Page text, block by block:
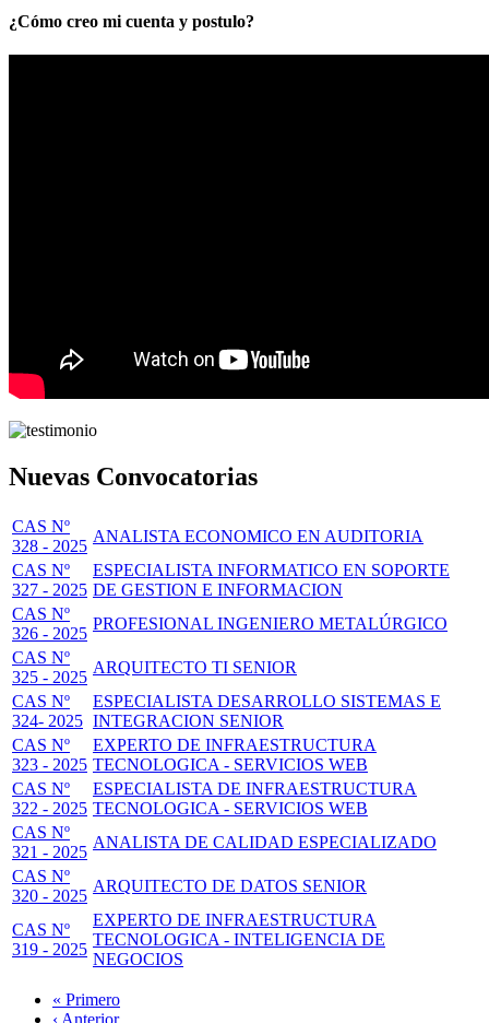
¿Cómo creo mi cuenta y postulo?
Nuevas Convocatorias
CAS Nº
328 - 2025
ANALISTA ECONOMICO EN AUDITORIA
CAS Nº
327 - 2025
ESPECIALISTA INFORMATICO EN SOPORTE
DE GESTION E INFORMACION
CAS Nº
326 - 2025
PROFESIONAL INGENIERO METALÚRGICO
CAS Nº
325 - 2025
ARQUITECTO TI SENIOR
CAS Nº
324- 2025
ESPECIALISTA DESARROLLO SISTEMAS E
INTEGRACION SENIOR
CAS Nº
323 - 2025
EXPERTO DE INFRAESTRUCTURA
TECNOLOGICA - SERVICIOS WEB
CAS Nº
322 - 2025
ESPECIALISTA DE INFRAESTRUCTURA
TECNOLOGICA - SERVICIOS WEB
CAS Nº
321 - 2025
ANALISTA DE CALIDAD ESPECIALIZADO
CAS Nº
320 - 2025
ARQUITECTO DE DATOS SENIOR
CAS Nº
319 - 2025
EXPERTO DE INFRAESTRUCTURA
TECNOLOGICA - INTELIGENCIA DE
NEGOCIOS
Primera
« Primero